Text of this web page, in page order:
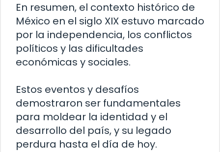
En resumen, el contexto histórico de
México en el siglo XIX estuvo marcado
por la independencia, los conflictos
políticos y las dificultades
económicas y sociales.
Estos eventos y desafíos
demostraron ser fundamentales
para moldear la identidad y el
desarrollo del país, y su legado
perdura hasta el día de hoy.